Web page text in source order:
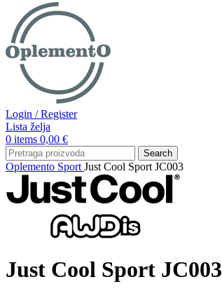
Login / Register
Lista želja
0 items 0,00 €
Search
Oplemento Sport Just Cool Sport JC003
Just Cool Sport JC003